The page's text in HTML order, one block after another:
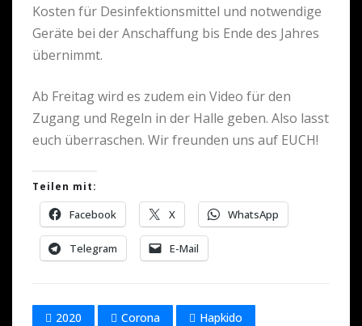
Kosten für Desinfektionsmittel und notwendige
Geräte bei der Anschaffung bis Ende des Jahres
übernimmt.
Ab Freitag wird es zudem ein Video für den
Zugang und Regeln in der Halle geben. Also lasst
euch überraschen. Wir freunden uns auf EUCH!
Teilen mit:
Facebook X WhatsApp
Telegram E-Mail
2020 Corona
Hapkido